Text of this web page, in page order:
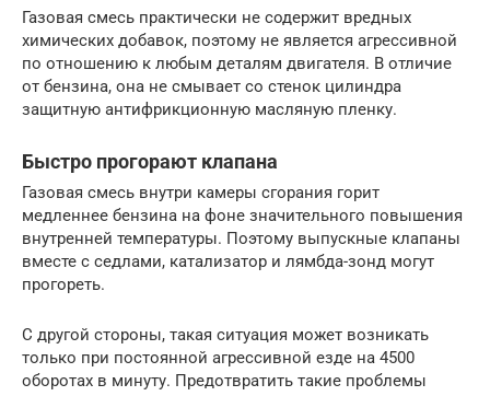
Газовая смесь практически не содержит вредных
химических добавок, поэтому не является агрессивной
по отношению к любым деталям двигателя. В отличие
от бензина, она не смывает со стенок цилиндра
защитную антифрикционную масляную пленку.
Быстро прогорают клапана
Газовая смесь внутри камеры сгорания горит
медленнее бензина на фоне значительного повышения
внутренней температуры. Поэтому выпускные клапаны
вместе с седлами, катализатор и лямбда-зонд могут
прогореть.
С другой стороны, такая ситуация может возникать
только при постоянной агрессивной езде на 4500
оборотах в минуту. Предотвратить такие проблемы